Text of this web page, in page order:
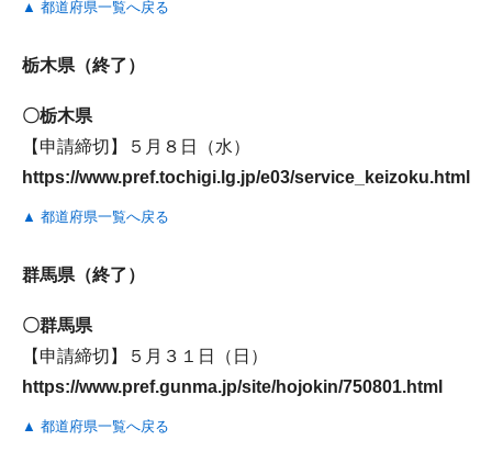
▲ 都道府県一覧へ戻る
栃木県（終了）
〇栃木県
【申請締切】５月８日（水）
https://www.pref.tochigi.lg.jp/e03/service_keizoku.html
▲ 都道府県一覧へ戻る
群馬県（終了）
〇群馬県
【申請締切】５月３１日（日）
https://www.pref.gunma.jp/site/hojokin/750801.html
▲ 都道府県一覧へ戻る